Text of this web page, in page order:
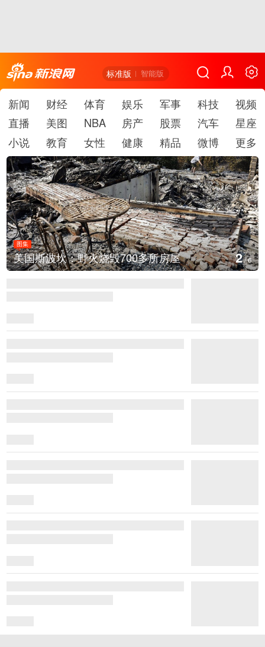
标准版 智能版
新闻 财经 体育 娱乐 军事 科技
视频
直播
美图 NBA 房产 股票 汽车
星座
小说
教育 女性 健康 精品 微博 更多
图集
美国斯波坎：野火烧毁700多所房屋 2/6